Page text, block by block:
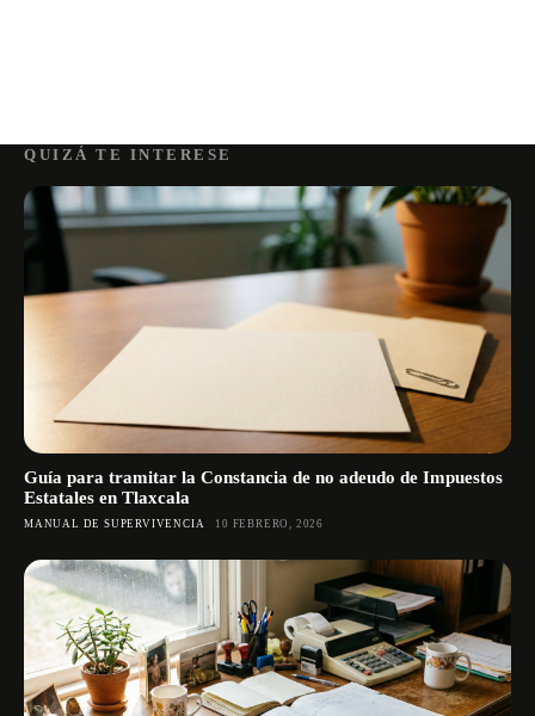
QUIZÁ TE INTERESE
Guía para tramitar la Constancia de no adeudo de Impuestos
Estatales en Tlaxcala
MANUAL DE SUPERVIVENCIA 10 FEBRERO, 2026